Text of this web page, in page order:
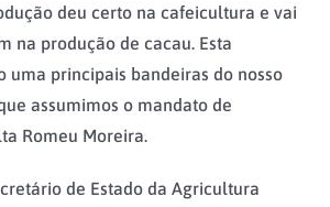
deu certo na cafeicultura e vai
na produção de cacau. Esta
uma principais bandeiras do nosso
assumimos o mandato de
Romeu Moreira.
de Estado da Agricultura